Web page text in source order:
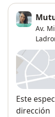
Av.
Este
dirección